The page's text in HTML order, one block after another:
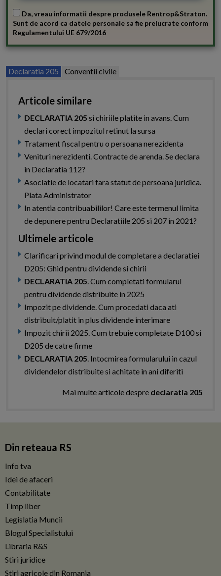
Da, vreau informatii despre produsele Rentrop&Straton.
Sunt de acord ca datele personale sa fie prelucrate conform
Regulamentului UE 679/2016
Declaratia 205 Conventii civile
Articole similare
DECLARATIA 205 si chiriile platite in avans. Cum
declari corect impozitul retinut la sursa
Tratament fiscal pentru o persoana nerezidenta
Venituri nerezidenti. Contracte de arenda. Se declara
in Declaratia 112?
Asociatie de locatari fara statut de persoana juridica.
Plata Administrator
In atentia contribuabililor! Care este termenul limita
de depunere pentru Declaratiile 205 si 207 in 2021?
Ultimele articole
Clarificari privind modul de completare a declaratiei
D205: Ghid pentru dividende si chirii
DECLARATIA 205. Cum completati formularul
pentru dividende distribuite in 2025
Impozit pe dividende. Cum procedati daca ati
distribuit/platit in plus dividende interimare
Impozit chirii 2025. Cum trebuie completate D100 si
D205 de catre firme
DECLARATIA 205. Intocmirea formularului in cazul
dividendelor distribuite si achitate in ani diferiti
Mai multe articole despre declaratia 205
Din reteaua RS
Info tva
Idei de afaceri
Contabilitate
Timp liber
Legislatia Muncii
Blogul Specialistului
Libraria R&S
Stiri juridice
Stiri agricole din Romania